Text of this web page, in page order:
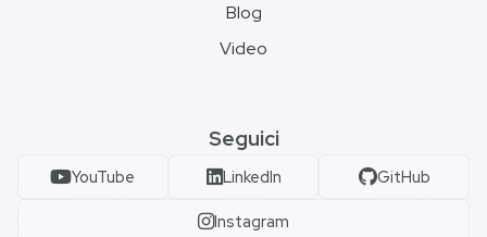
Blog
Video
Seguici
YouTube LinkedIn GitHub
Instagram